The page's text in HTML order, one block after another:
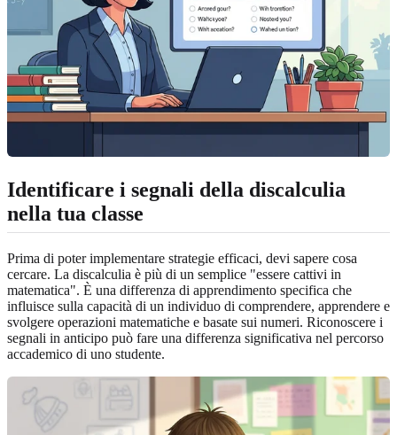
Identificare i segnali della discalculia
nella tua classe
Prima di poter implementare strategie efficaci, devi sapere cosa
cercare. La discalculia è più di un semplice "essere cattivi in
matematica". È una differenza di apprendimento specifica che
influisce sulla capacità di un individuo di comprendere, apprendere e
svolgere operazioni matematiche e basate sui numeri. Riconoscere i
segnali in anticipo può fare una differenza significativa nel percorso
accademico di uno studente.